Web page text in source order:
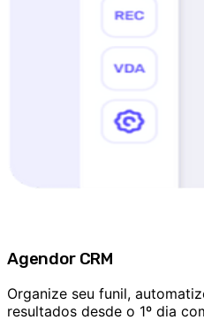
Agendor CRM
Organize seu funil,
resultados desde o 1º dia